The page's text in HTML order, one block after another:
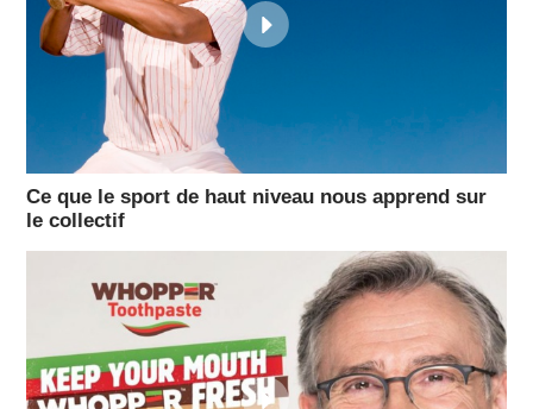
Ce que le sport de haut niveau nous apprend sur
le collectif